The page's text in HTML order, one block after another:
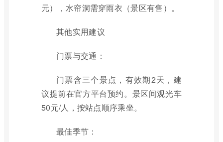
元），水帘洞需穿雨衣（景区有售）。
其他实用建议
门票与交通：
门票含三个景点，有效期2天，建
议提前在官方平台预约。景区间观光车
50元/人，按站点顺序乘坐。
最佳季节：